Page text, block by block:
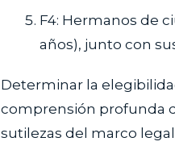
F4: Hermanos de
años), junto con
Determinar la
comprensión profunda
sutilezas del marco